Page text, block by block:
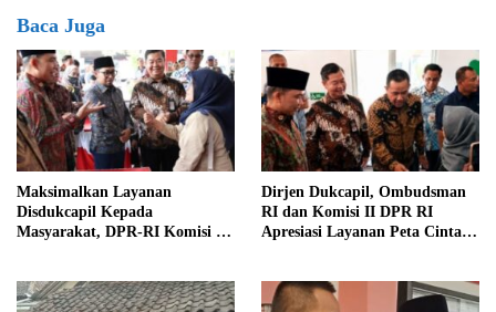
Baca Juga
Maksimalkan Layanan
Disdukcapil Kepada
Masyarakat, DPR-RI Komisi II
Dirjen Dukcapil, Ombudsman
RI dan Komisi II DPR RI
Apresiasi Layanan Peta Cinta di